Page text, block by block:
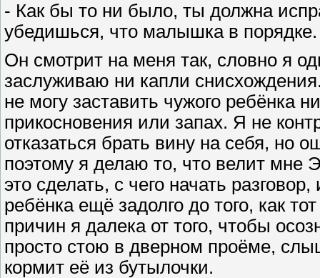
- Как бы то ни было, ты должна
убедишься, что малышка в порядке.
Он смотрит на меня так, словно я
заслуживаю ни капли
не могу заставить чужого ребёнка
прикосновения или запах. Я не
отказаться брать вину на себя, но
поэтому я делаю то, что велит мне
это сделать, с чего начать
ребёнка ещё задолго до того, как
причин я далека от того, чтобы
просто стою в дверном проёме,
кормит её из бутылочки.